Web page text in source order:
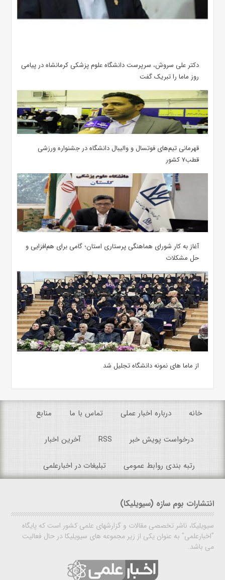
دکتر علی سروش، سرپرست دانشگاه علوم پزشکی کرمانشاه در پیامی
روز ماما را تبریک گفت
قهرمانی تیم‌های فوتسال و والیبال دانشگاه در جشنواره ورزشی
قطب۷ کشور
آغاز به کار شورای هماهنگی پرستاری استان؛ گامی برای هم‌افزایی و
حل مشکلات
از ماما های نمونه دانشگاه تجلیل شد
خانه درباره اخبار عملی تماس با ما منابع
درخواست پویش خبر RSS آخرین اخبار
رتبه بندی روابط عمومی تبلیغات در اخبارعلمی
انتشارات بوم سازه (سیویلیکا)
سیویلیکا، ناشر تخصصی مقالات و گزارشهای علمی کشور است که پایگاه
"اخبارعلمی" به عنوان یکی از زیر مجموعه های سیویلیکا در حال فعالیت
می باشد.